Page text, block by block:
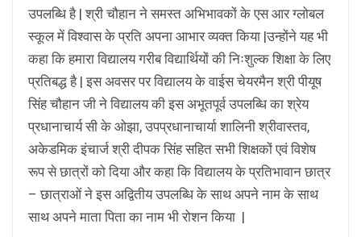
उपलब्धि है | श्री चौहान ने समस्त अभिभावकों के एस आर ग्लोबल
स्कूल में विश्वास के प्रति अपना आभार व्यक्त किया |उन्होंने यह भी
कहा कि हमारा विद्यालय गरीब विद्यार्थियों की निःशुल्क शिक्षा के लिए
प्रतिबद्ध है | इस अवसर पर विद्यालय के वाईस चेयरमैन श्री पीयूष
सिंह चौहान जी ने विद्यालय की इस अभूतपूर्व उपलब्धि का श्रेय
प्रधानाचार्य सी के ओझा, उपप्रधानाचार्या शालिनी श्रीवास्तव,
अकेडमिक इंचार्ज श्री दीपक सिंह सहित सभी शिक्षकों एवं विशेष
रूप से छात्रों को दिया और कहा कि विद्यालय के प्रतिभावान छात्र
– छात्राओं ने इस अद्वितीय उपलब्धि के साथ अपने नाम के साथ
साथ अपने माता पिता का नाम भी रोशन किया |